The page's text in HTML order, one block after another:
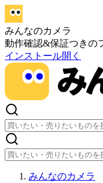
みんなのカメラ
動作確認&保証つきの
インストール開く
みんなのカメラ